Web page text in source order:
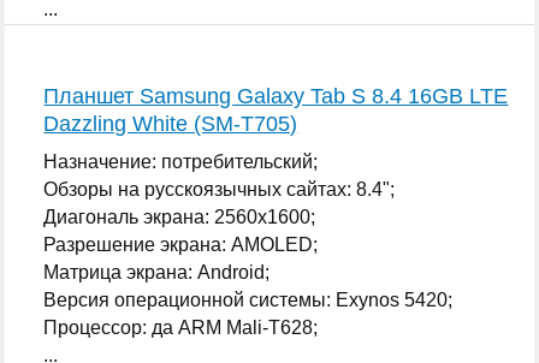
...
Планшет Samsung Galaxy Tab S 8.4 16GB LTE
Dazzling White (SM-T705)
Назначение: потребительский;
Обзоры на русскоязычных сайтах: 8.4";
Диагональ экрана: 2560x1600;
Разрешение экрана: AMOLED;
Матрица экрана: Android;
Версия операционной системы: Exynos 5420;
Процессор: да ARM Mali-T628;
...